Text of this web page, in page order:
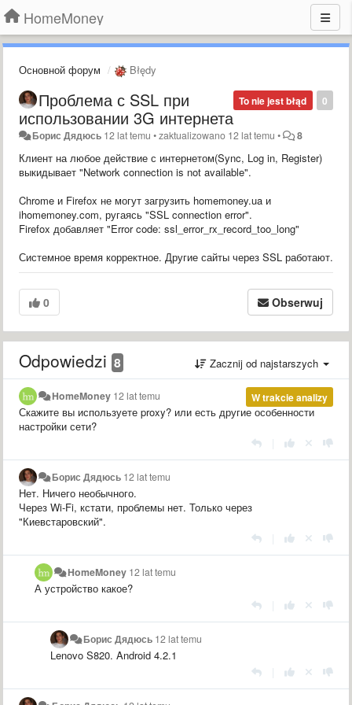
HomeMoney
Основной форум Błędy
0
To nie jest błąd
Проблема с SSL при
использовании 3G интернета
Борис Дядюсь 12 lat temu •zaktualizowano 12 lat temu • 8
Клиент на любое действие с интернетом(Sync, Log in, Register)
выкидывает "Network connection is not available".
Chrome и Firefox не могут загрузить homemoney.ua и
ihomemoney.com, ругаясь "SSL connection error".
Firefox добавляет "Error code: ssl_error_rx_record_too_long"
Системное время корректное. Другие сайты через SSL работают.
0 Obserwuj
Odpowiedzi 8 Zacznij od najstarszych
W trakcie analizy
HomeMoney 12 lat temu
Скажите вы используете proxy? или есть другие особенности
настройки сети?
Борис Дядюсь 12 lat temu
Нет. Ничего необычного.
Через Wi-Fi, кстати, проблемы нет. Только через
"Киевстаровский".
HomeMoney 12 lat temu
А устройство какое?
Борис Дядюсь 12 lat temu
Lenovo S820. Android 4.2.1